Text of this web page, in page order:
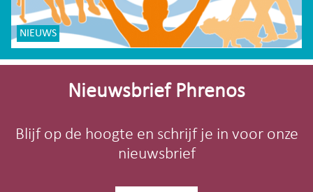
NIEUWS
Site-
Nieuwsbrief Phrenos
Blijf op de hoogte en schrijf je in voor onze
nieuwsbrief